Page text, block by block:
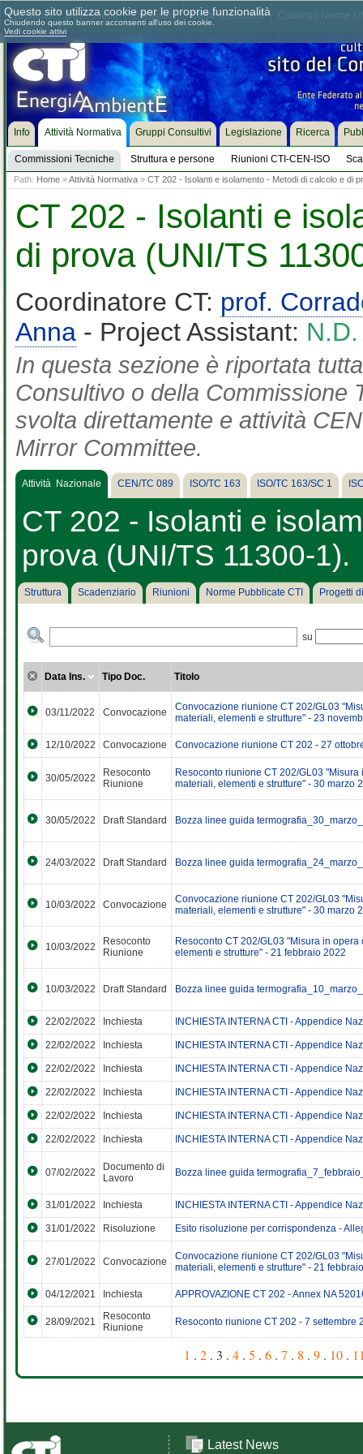
Chi siamo Dove siamo Contattaci Come associarsi
Info Attività Normativa
Commissioni Tecniche Struttura e persone Riunioni CTI-CEN-ISO
Gruppi Consultivi Legislazione Ricerca
Path: Home »Attività Normativa » CT 202 - Isolanti e isolamento - Metodi di calcolo e di
CT 202 - Isolanti e
di prova (UNI/TS
Coordinatore CT: prof.
Anna - Project Assistant: N.D.
In questa sezione è riportata
Consultivo o della Commissione
svolta direttamente e attività
Mirror Committee.
Attività Nazionale CEN/TC 089 ISO/TC 163 ISO/TC 163/SC 1
CT 202 - Isolanti e
prova (UNI/TS 11300-1).
Struttura Scadenziario Riunioni Norme Pubblicate CTI Progetti
su
Data Ins. Tipo Doc. Titolo
03/11/2022 Convocazione
Convocazione riunione CT 202/GL03
materiali, elementi e strutture" - 23
12/10/2022 Convocazione Convocazione riunione CT 202 - 27
30/05/2022
Resoconto
Riunione
Resoconto riunione CT 202/GL03
materiali, elementi e strutture" - 30 marzo
30/05/2022 Draft Standard Bozza linee guida
24/03/2022 Draft Standard Bozza linee guida
10/03/2022 Convocazione
Convocazione riunione CT 202/GL03
materiali, elementi e strutture" - 30 marzo
10/03/2022
Resoconto
Riunione
Resoconto CT 202/GL03 "Misura in
elementi e strutture" - 21 febbraio 2022
10/03/2022 Draft Standard Bozza linee guida
22/02/2022 Inchiesta INCHIESTA INTERNA CTI - Appendice
22/02/2022 Inchiesta INCHIESTA INTERNA CTI - Appendice
22/02/2022 Inchiesta INCHIESTA INTERNA CTI - Appendice
22/02/2022 Inchiesta INCHIESTA INTERNA CTI - Appendice
22/02/2022 Inchiesta INCHIESTA INTERNA CTI - Appendice
22/02/2022 Inchiesta INCHIESTA INTERNA CTI - Appendice
07/02/2022
Documento di
Lavoro
Bozza linee guida
31/01/2022 Inchiesta INCHIESTA INTERNA CTI - Appendice
31/01/2022 Risoluzione Esito risoluzione per corrispondenza -
27/01/2022 Convocazione
Convocazione riunione CT 202/GL03
materiali, elementi e strutture" - 21
04/12/2021 Inchiesta APPROVAZIONE CT 202 - Annex NA
28/09/2021
Resoconto
Riunione
Resoconto riunione CT 202 - 7 settembre
1 . 2 . 3 . 4 . 5 . 6 . 7 . 8 . 9 . 10 .
Latest News
Questo sito utilizza cookie per le proprie funzionalità
Chiudendo questo banner acconsenti all'uso dei cookie.
Vedi cookie attivi